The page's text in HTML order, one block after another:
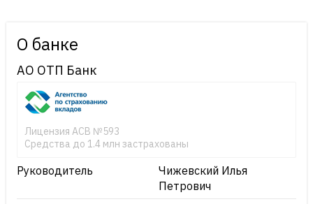
О банке
АО ОТП Банк
Лицензия АСВ №593
Средства до 1.4 млн застрахованы
Руководитель
Чижевский Илья
Петрович